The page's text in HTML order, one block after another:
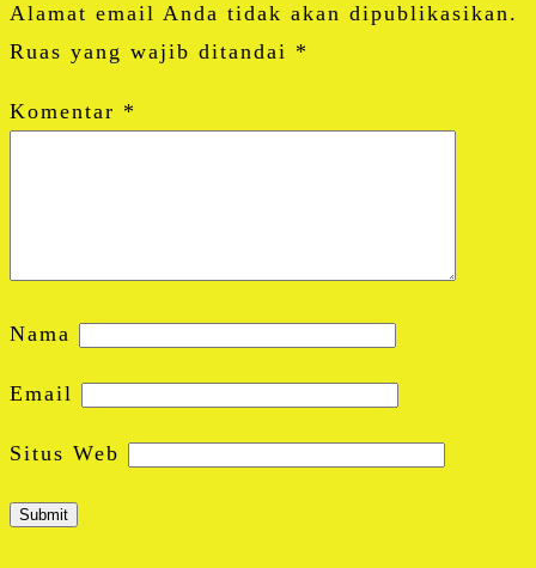
Alamat email Anda tidak akan dipublikasikan.
Ruas yang wajib ditandai *
Komentar *
Nama
Email
Situs Web